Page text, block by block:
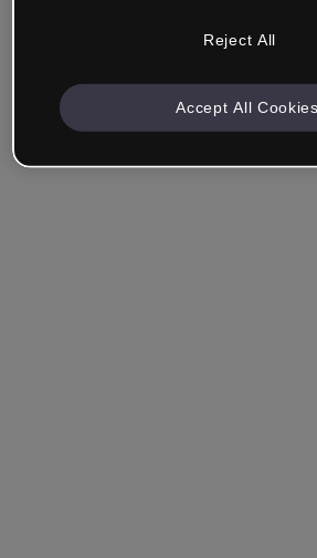
Angemeldet bleiben Hast du dein
Reject All
Accept All Cookies